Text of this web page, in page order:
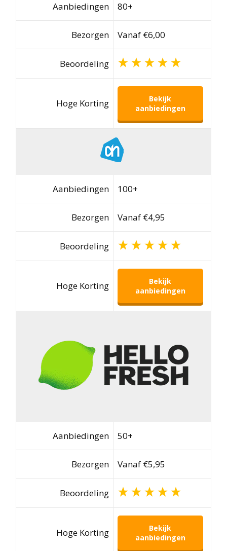
Aanbiedingen 80+
Bezorgen Vanaf €6,00
Beoordeling
Hoge Korting
Bekijk
aanbiedingen
Aanbiedingen 100+
Bezorgen Vanaf €4,95
Beoordeling
Hoge Korting
Bekijk
aanbiedingen
Aanbiedingen 50+
Bezorgen Vanaf €5,95
Beoordeling
Hoge Korting
Bekijk
aanbiedingen